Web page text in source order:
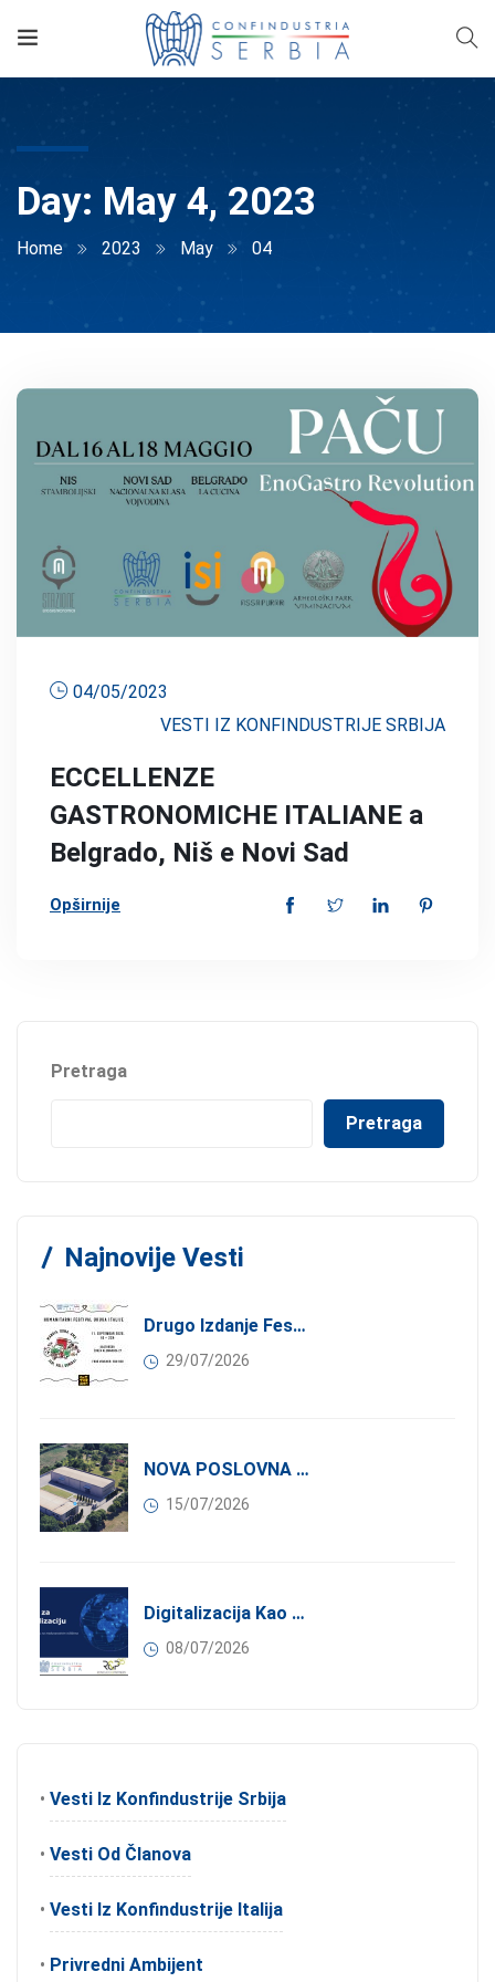
Day: May 4, 2023
Home 2023 May 04
04/05/2023
VESTI IZ KONFINDUSTRIJE SRBIJA
ECCELLENZE
GASTRONOMICHE ITALIANE a
Belgrado, Niš e Novi Sad
Opširnije
Pretraga
Pretraga
Najnovije Vesti
Drugo Izdanje Festivala JEDI.VOLI.DONIRAJ: Spoj Gastronomije I Solidarnosti
29/07/2026
NOVA POSLOVNA PRILIKA ZA ČLANOVE KONFINDUSTRIJE SRBIJA: Izdavanje Moderne Industrijske Hale U Pančevu – 1.200 M² U Industrijskoj Zoni
15/07/2026
Digitalizacija Kao Pokretač Internacionalizacije
08/07/2026
• Vesti Iz Konfindustrije Srbija
• Vesti Od Članova
• Vesti Iz Konfindustrije Italija
• Privredni Ambijent